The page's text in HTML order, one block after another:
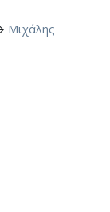
Μιχάλης